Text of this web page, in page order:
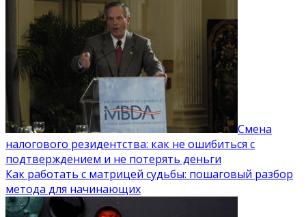
Смена
налогового резидентства: как не ошибиться с
подтверждением и не потерять деньги
Как работать с матрицей судьбы: пошаговый разбор
метода для начинающих